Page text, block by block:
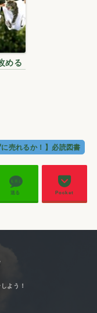
める
に売れるか！】必読図書
送る Pocket